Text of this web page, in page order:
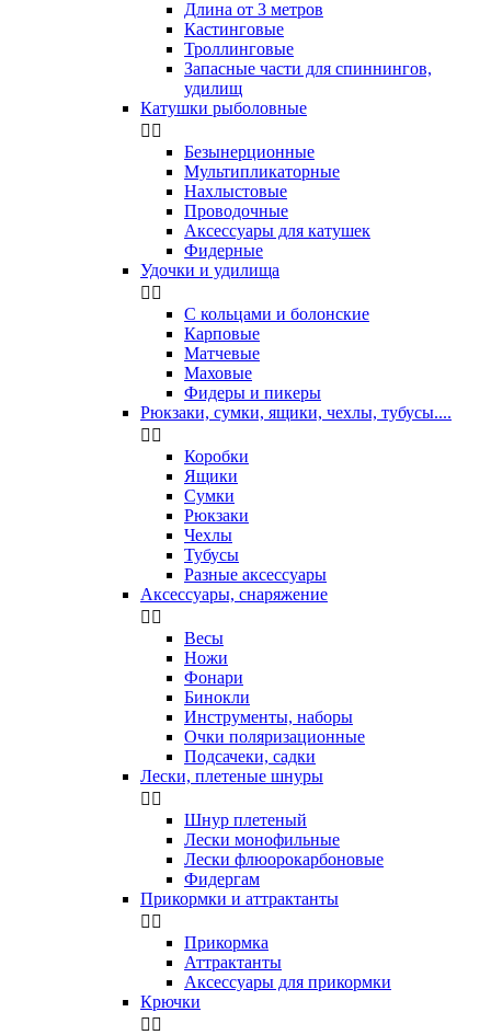
Длина от 3 метров
Кастинговые
Троллинговые
Запасные части для спиннингов,
удилищ
Катушки рыболовные
 
Безынерционные
Мультипликаторные
Нахлыстовые
Проводочные
Аксессуары для катушек
Фидерные
Удочки и удилища
 
С кольцами и болонские
Карповые
Матчевые
Маховые
Фидеры и пикеры
Рюкзаки, сумки, ящики, чехлы, тубусы....
 
Коробки
Ящики
Сумки
Рюкзаки
Чехлы
Тубусы
Разные аксессуары
Аксессуары, снаряжение
 
Весы
Ножи
Фонари
Бинокли
Инструменты, наборы
Очки поляризационные
Подсачеки, садки
Лески, плетеные шнуры
 
Шнур плетеный
Лески монофильные
Лески флюорокарбоновые
Фидергам
Прикормки и аттрактанты
 
Прикормка
Аттрактанты
Аксессуары для прикормки
Крючки
 